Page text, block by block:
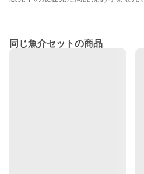
同じ魚介セットの商品